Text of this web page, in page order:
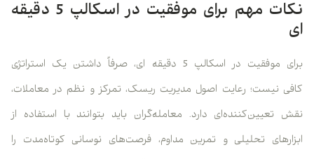
نکات مهم برای موفقیت در اسکالپ 5 دقیقه
ای
برای موفقیت در اسکالپ 5 دقیقه ای، صرفاً داشتن یک استراتژی
کافی نیست؛ رعایت اصول مدیریت ریسک، تمرکز و نظم در معاملات،
نقش تعیین‌کننده‌ای دارد. معامله‌گران باید بتوانند با استفاده از
ابزارهای تحلیلی و تمرین مداوم، فرصت‌های نوسانی کوتاه‌مدت را